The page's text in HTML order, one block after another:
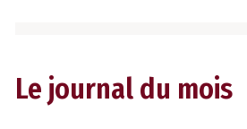
Le journal du mois